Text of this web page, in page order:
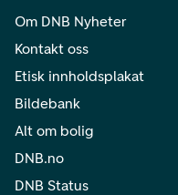
Om DNB Nyheter
Kontakt oss
Etisk innholdsplakat
Bildebank
Alt om bolig
DNB.no
DNB Status